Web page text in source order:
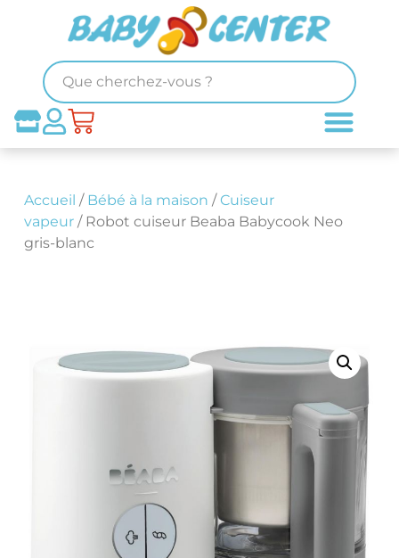
Accueil / Bébé à la maison /Cuiseur
vapeur/ Robot cuiseur Beaba Babycook Neo
gris-blanc